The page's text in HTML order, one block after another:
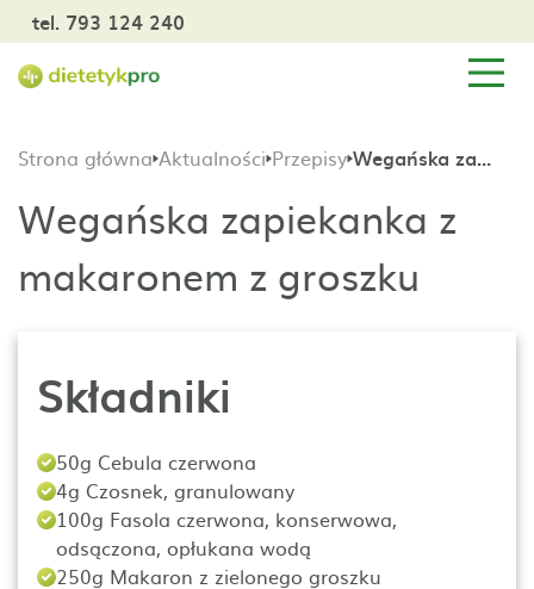
tel. 793 124 240
Strona główna Aktualności Przepisy Wegańska zapiekanka z makaronem z groszku
Wegańska zapiekanka z
makaronem z groszku
Składniki
50g Cebula czerwona
4g Czosnek, granulowany
100g Fasola czerwona, konserwowa,
odsączona, opłukana wodą
250g Makaron z zielonego groszku